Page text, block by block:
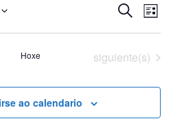
de
y
vistas
Buscar
de
Lista
Hoxe Eventos
siguiente(s)
ao calendario